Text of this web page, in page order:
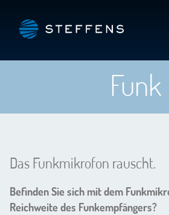
Funk
Das Funkmikrofon rauscht.
Befinden Sie sich mit dem
Reichweite des Funkempfängers?